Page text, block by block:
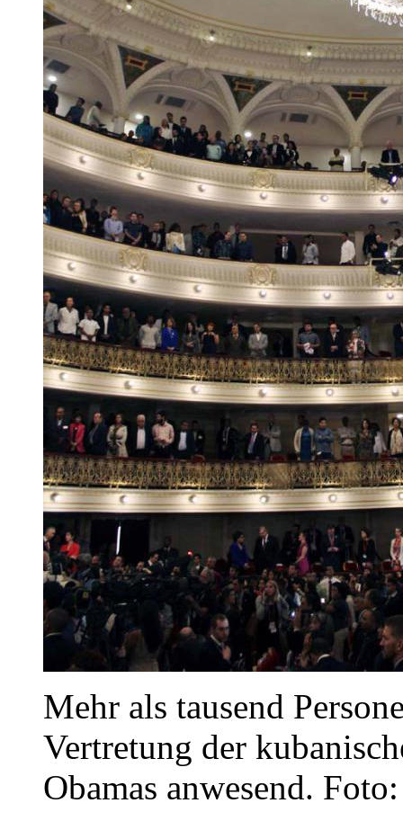
Mehr als tausend
Vertretung der
Obamas anwesend.